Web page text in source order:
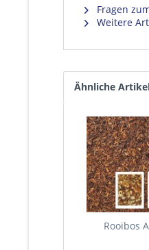
Fragen
Weitere
Ähnliche
Rooibos